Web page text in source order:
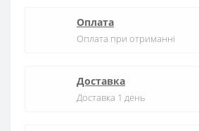
Оплата
Оплата при отриманні
Доставка
Доставка 1 день